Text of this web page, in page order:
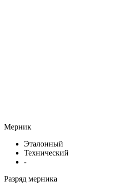
Мерник
Эталонный
Технический
-
Разряд мерника